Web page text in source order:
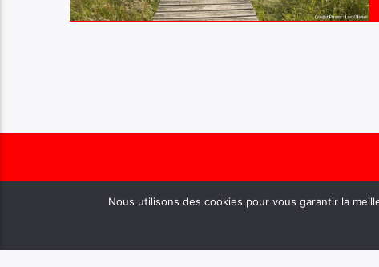
Nous utilisons des cookies pour vous garantir la